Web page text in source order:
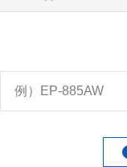
例）EP-885AW